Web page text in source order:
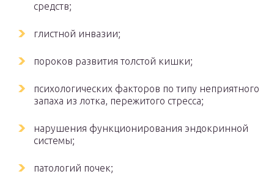
средств;
глистной инвазии;
пороков развития толстой кишки;
психологических факторов по типу неприятного
запаха из лотка, пережитого стресса;
нарушения функционирования эндокринной
системы;
патологий почек;